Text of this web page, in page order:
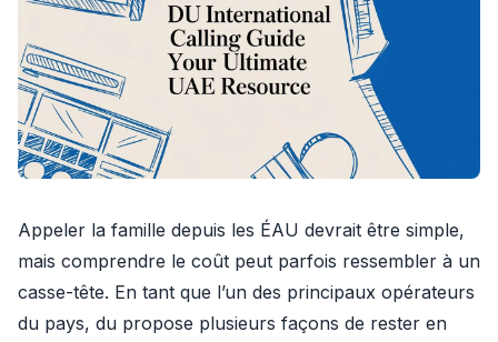
Appeler la famille depuis les ÉAU devrait être simple,
mais comprendre le coût peut parfois ressembler à un
casse-tête. En tant que l’un des principaux opérateurs
du pays, du propose plusieurs façons de rester en